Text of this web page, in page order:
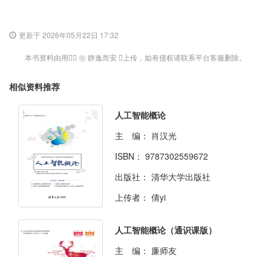
更新于 2026年05月22日 17:32
本书资料由用户⃔ ㊗ 静逸而安 ⃕上传，如有侵权请联系平台客服删除。
相似资料推荐
人工智能概论
主 编： 肖汉光
ISBN： 9787302559672
出版社： 清华大学出版社
上传者： 倩yi
人工智能概论（通识课版）
主 编： 廉师友